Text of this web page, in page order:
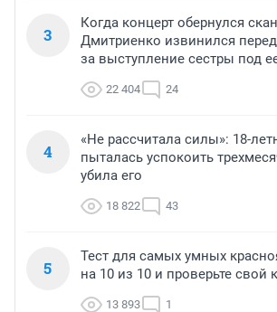
3
Когда концерт обернулся
Дмитриенко извинился
за выступление сестры под
22 404 24
4
«Не рассчитала силы»: 18-
пыталась успокоить
убила его
18 822 43
5
Тест для самых умных
на 10 из 10 и проверьте свой
13 893 1